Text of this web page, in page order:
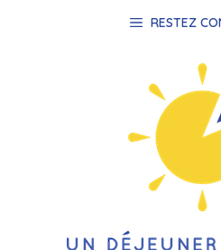
RESTEZ